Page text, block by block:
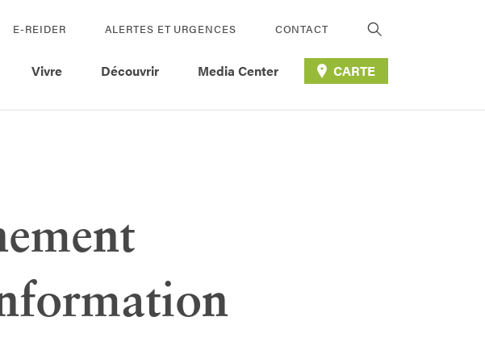
E-REIDER ALERTES ET URGENCES CONTACT
Vivre Découvrir Media Center CARTE